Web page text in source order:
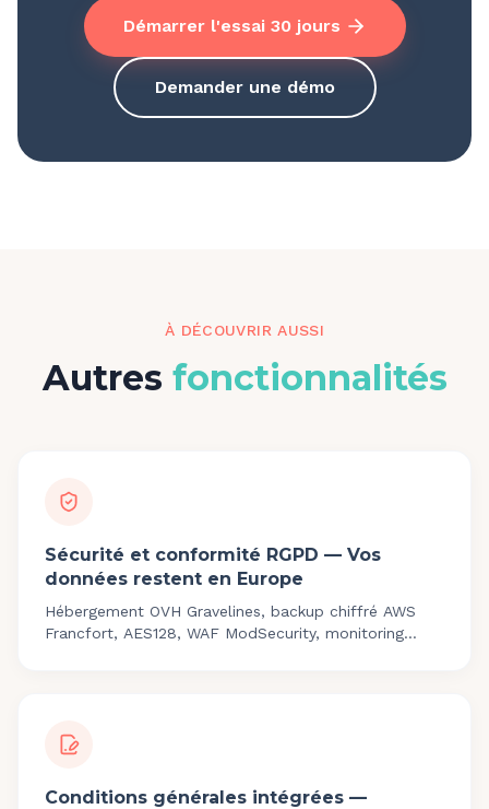
Démarrer l'essai 30 jours
Demander une démo
À DÉCOUVRIR AUSSI
Autres fonctionnalités
Sécurité et conformité RGPD — Vos
données restent en Europe
Hébergement OVH Gravelines, backup chiffré AWS
Francfort, AES128, WAF ModSecurity, monitoring
Conditions générales intégrées —